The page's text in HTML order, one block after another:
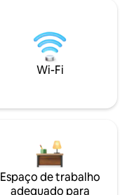
Wi-Fi
Espaço de trabalho
adequado para